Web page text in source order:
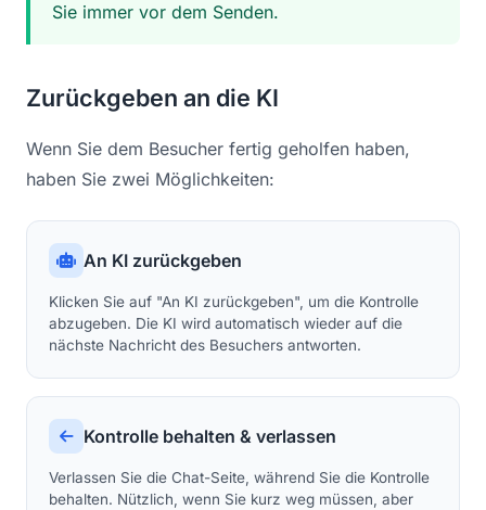
Sie immer vor dem Senden.
Zurückgeben an die KI
Wenn Sie dem Besucher fertig geholfen haben,
haben Sie zwei Möglichkeiten:
An KI zurückgeben
Klicken Sie auf "An KI zurückgeben", um die Kontrolle
abzugeben. Die KI wird automatisch wieder auf die
nächste Nachricht des Besuchers antworten.
Kontrolle behalten & verlassen
Verlassen Sie die Chat-Seite, während Sie die Kontrolle
behalten. Nützlich, wenn Sie kurz weg müssen, aber